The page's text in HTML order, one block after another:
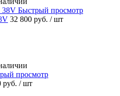
Быстрый просмотр
32 800 руб. / шт
просмотр
руб. / шт